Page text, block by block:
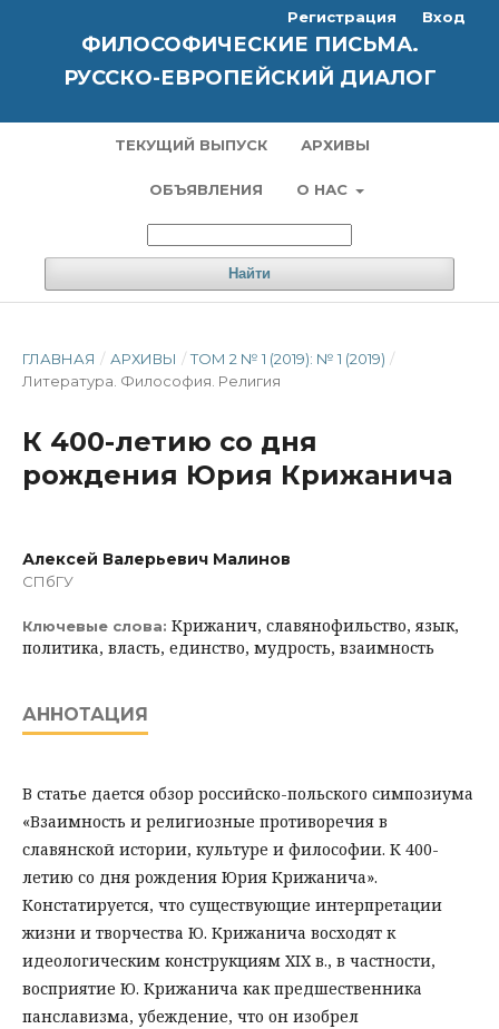
ФИЛОСОФИЧЕСКИЕ ПИСЬМА.
РУССКО-ЕВРОПЕЙСКИЙ ДИАЛОГ
ТЕКУЩИЙ ВЫПУСК АРХИВЫ
ОБЪЯВЛЕНИЯ О НАС
Найти
Регистрация Вход
ГЛАВНАЯ / АРХИВЫ / ТОМ 2 № 1 (2019): № 1 (2019) /
Литература. Философия. Pелигия
К 400-летию со дня
рождения Юрия Крижанича
Алексей Валерьевич Малинов
СПбГУ
Ключевые слова: Крижанич, славянофильство, язык,
политика, власть, единство, мудрость, взаимность
АННОТАЦИЯ
В статье дается обзор российско-польского симпозиума
«Взаимность и религиозные противоречия в
славянской истории, культуре и философии. К 400-
летию со дня рождения Юрия Крижанича».
Констатируется, что существующие интерпретации
жизни и творчества Ю. Крижанича восходят к
идеологическим конструкциям XIX в., в частности,
восприятие Ю. Крижанича как предшественника
панславизма, убеждение, что он изобрел